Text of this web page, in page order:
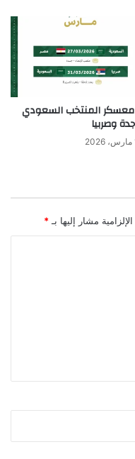
المنتخب السعودي
وصربيا
مشار إليها بـ *